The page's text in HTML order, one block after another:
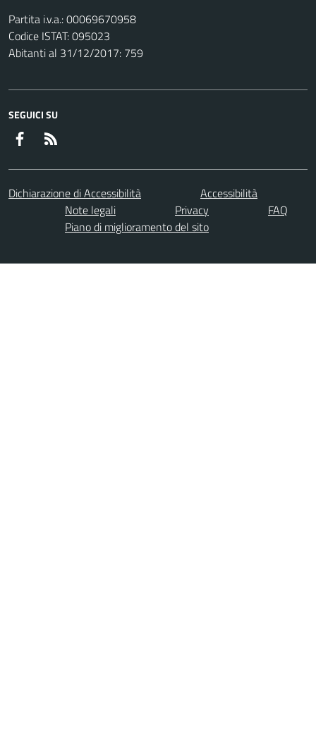
Partita i.v.a.: 00069670958
Codice ISTAT: 095023
Abitanti al 31/12/2017: 759
SEGUICI SU
Facebook
Dichiarazione di Accessibilità
Accessibilità
Note legali
Privacy
FAQ
Piano di miglioramento del sito